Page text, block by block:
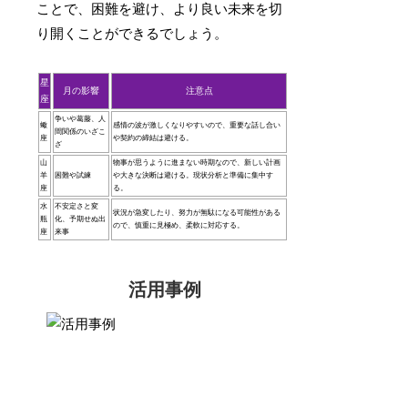
ことで、困難を避け、より良い未来を切
り開くことができるでしょう。
星
座
月の影響 注意点
蠍
座
争いや葛藤、人
間関係のいざこ
ざ
感情の波が激しくなりやすいので、重要な話し合い
や契約の締結は避ける。
山
羊
座
困難や試練
物事が思うように進まない時期なので、新しい計画
や大きな決断は避ける。現状分析と準備に集中す
る。
水
瓶
座
不安定さと変
化、予期せぬ出
来事
状況が急変したり、努力が無駄になる可能性がある
ので、慎重に見極め、柔軟に対応する。
活用事例